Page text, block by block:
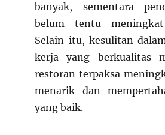
banyak, sementara
belum tentu
Selain itu, kesulitan
kerja yang berkualitas
restoran terpaksa
menarik dan
yang baik.